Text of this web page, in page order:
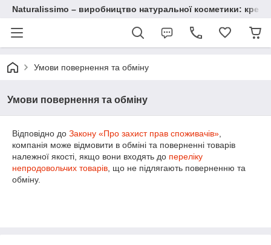
Naturalissimo – виробництво натуральної косметики:
Умови повернення та обміну
Умови повернення та обміну
Відповідно до Закону «Про захист прав споживачів»
компанія може відмовити в обміні та поверненні товарів
належної якості, якщо вони входять до переліку
непродовольчих товарів , що не підлягають поверненню та
обміну.